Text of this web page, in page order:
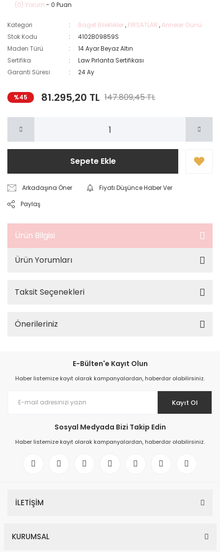
(0) Yorum - 0 Puan
Kategori Baget Bileklikler, FIRSATLAR ,Anneler Günü
Stok Kodu
4102B09859S
Maden Türü
14 Ayar Beyaz Altın
Sertifika
Law Pırlanta Sertifikası
Garanti Süresi
24 Ay
%45 81.295,20 TL 147.809,45 TL
Sepete Ekle
Arkadaşına Öner
Fiyatı Düşünce Haber Ver
Paylaş
Ürün Bilgisi
Ürün Yorumları
Taksit Seçenekleri
Önerileriniz
E-Bülten'e Kayıt Olun
Haber listemize kayıt olarak kampanyalardan, haberdar olabilirsiniz.
Kayıt Ol
Sosyal Medyada Bizi Takip Edin
Haber listemize kayıt olarak kampanyalardan, haberdar olabilirsiniz.
İLETİŞİM
KURUMSAL